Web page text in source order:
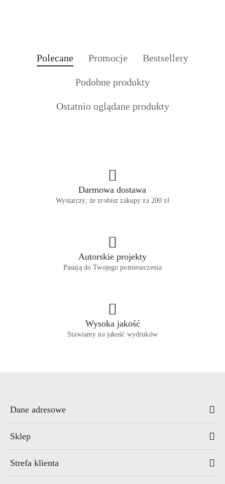
Pomiń karuzelę produktów
Produkty
Polecane
Produkty
statusie:
Promocje
Produkty
statusie:
Bestsellery
Produkty
statusie:
Podobne produkty
Produkty
Ostatnio oglądane produkty
Darmowa dostawa
Wystarczy, że zrobisz zakupy za 200 zł
Autorskie projekty
Pasują do Twojego pomieszczenia
Wysoka jakość
Stawiamy na jakość wydruków
Dane adresowe
Sklep
Strefa klienta